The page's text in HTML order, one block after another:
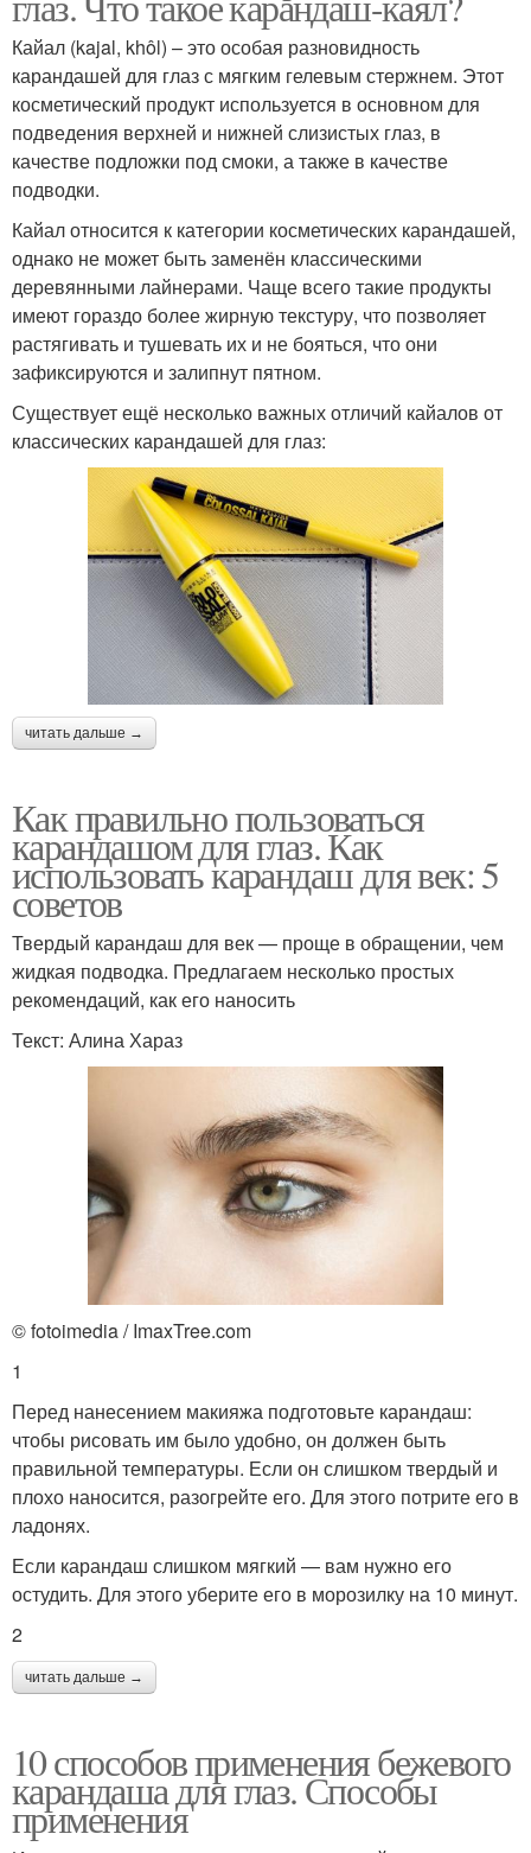
Кайал (kajal, khôl) – это особая разновидность
карандашей для глаз с мягким гелевым стержнем. Этот
косметический продукт используется в основном для
подведения верхней и нижней слизистых глаз, в
качестве подложки под смоки, а также в качестве
подводки.
Кайал относится к категории косметических карандашей,
однако не может быть заменён классическими
деревянными лайнерами. Чаще всего такие продукты
имеют гораздо более жирную текстуру, что позволяет
растягивать и тушевать их и не бояться, что они
зафиксируются и залипнут пятном.
Существует ещё несколько важных отличий кайалов от
классических карандашей для глаз:
читать дальше →
Как правильно пользоваться
карандашом для глаз. Как
использовать карандаш для век: 5
советов
Твердый карандаш для век — проще в обращении, чем
жидкая подводка. Предлагаем несколько простых
рекомендаций, как его наносить
Текст: Алина Хараз
© fotoimedia / ImaxTree.com
1
Перед нанесением макияжа подготовьте карандаш:
чтобы рисовать им было удобно, он должен быть
правильной температуры. Если он слишком твердый и
плохо наносится, разогрейте его. Для этого потрите его в
ладонях.
Если карандаш слишком мягкий — вам нужно его
остудить. Для этого уберите его в морозилку на 10 минут.
2
читать дальше →
10 способов применения бежевого
карандаша для глаз. Способы
применения